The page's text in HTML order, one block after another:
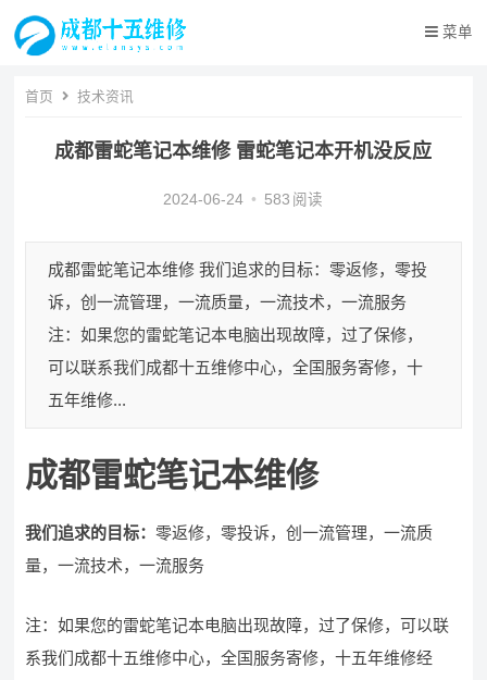
菜单
首页 技术资讯
成都雷蛇笔记本维修 雷蛇笔记本开机没反应
2024-06-24 • 583 阅读
成都雷蛇笔记本维修 我们追求的目标：零返修，零投
诉，创一流管理，一流质量，一流技术，一流服务
注：如果您的雷蛇笔记本电脑出现故障，过了保修，
可以联系我们成都十五维修中心，全国服务寄修，十
五年维修...
成都雷蛇笔记本维修
我们追求的目标：零返修，零投诉，创一流管理，一流质
量，一流技术，一流服务
注：如果您的雷蛇笔记本电脑出现故障，过了保修，可以联
系我们成都十五维修中心，全国服务寄修，十五年维修经